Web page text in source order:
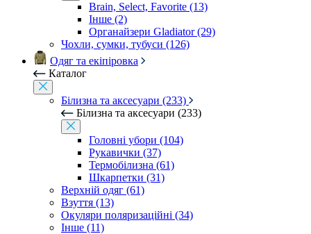
Brain, Select, Favorite (13)
Інше (2)
Органайзери Gladiator (29)
Чохли, сумки, тубуси (126)
Одяг та екіпіровка
Каталог
Білизна та аксесуари (233)
Білизна та аксесуари (233)
Головні убори (104)
Рукавички (37)
Термобілизна (61)
Шкарпетки (31)
Верхній одяг (61)
Взуття (13)
Окуляри поляризаційні (34)
Інше (11)